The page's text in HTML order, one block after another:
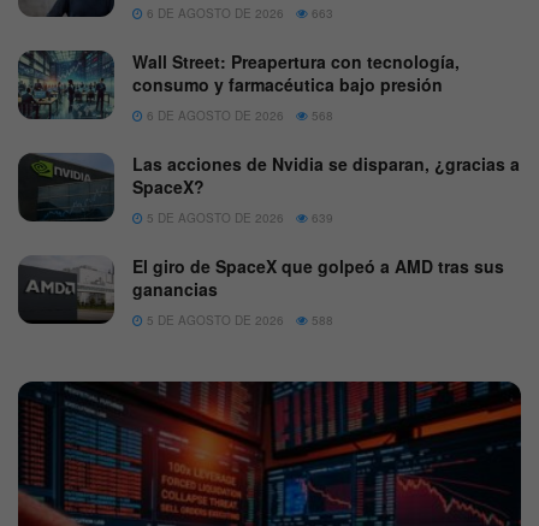
6 DE AGOSTO DE 2026 663
Wall Street: Preapertura con tecnología,
consumo y farmacéutica bajo presión
6 DE AGOSTO DE 2026 568
Las acciones de Nvidia se disparan, ¿gracias a
SpaceX?
5 DE AGOSTO DE 2026 639
El giro de SpaceX que golpeó a AMD tras sus
ganancias
5 DE AGOSTO DE 2026 588